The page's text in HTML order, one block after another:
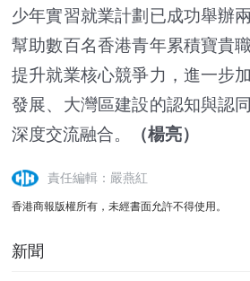
少年實習就業計劃已成功舉辦
幫助數百名香港青年累積寶貴
提升就業核心競爭力，進一步
發展、大灣區建設的認知與認
深度交流融合。
（楊亮）
責任編輯：嚴燕紅
香港商報版權所有，未經書面允許不得使用。
新聞